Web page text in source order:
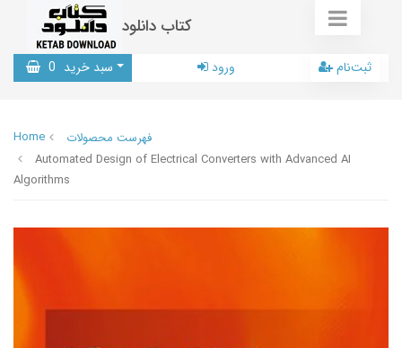
کتاب دانلود
سبد خرید 0 ورود ثبت‌نام
Home
فهرست محصولات
Automated Design of Electrical Converters with Advanced AI
Algorithms